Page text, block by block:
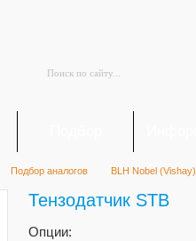
Подбор аналогов BLH Nobel (Vishay)
Тензодатчик STB
Опции: